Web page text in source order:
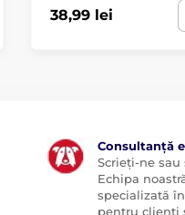
38,99 lei
Consultanță
Scrieți-ne sau
Echipa
specializată
pentru clienți